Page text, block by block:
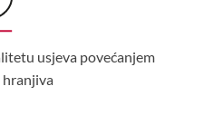
usjeva povećanjem
hranjiva